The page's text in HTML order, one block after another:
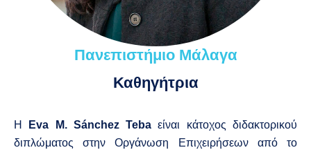
Πανεπιστήμιο Μάλαγα
Καθηγήτρια
Η Eva M. Sánchez Teba είναι κάτοχος διδακτορικού
διπλώματος στην Οργάνωση Επιχειρήσεων από το